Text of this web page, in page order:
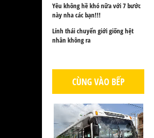
Yêu không hề khó nữa với 7 bước
này nha các bạn!!!
Lính thái chuyển giới giống hệt
nhân không ra
CÙNG VÀO BẾP